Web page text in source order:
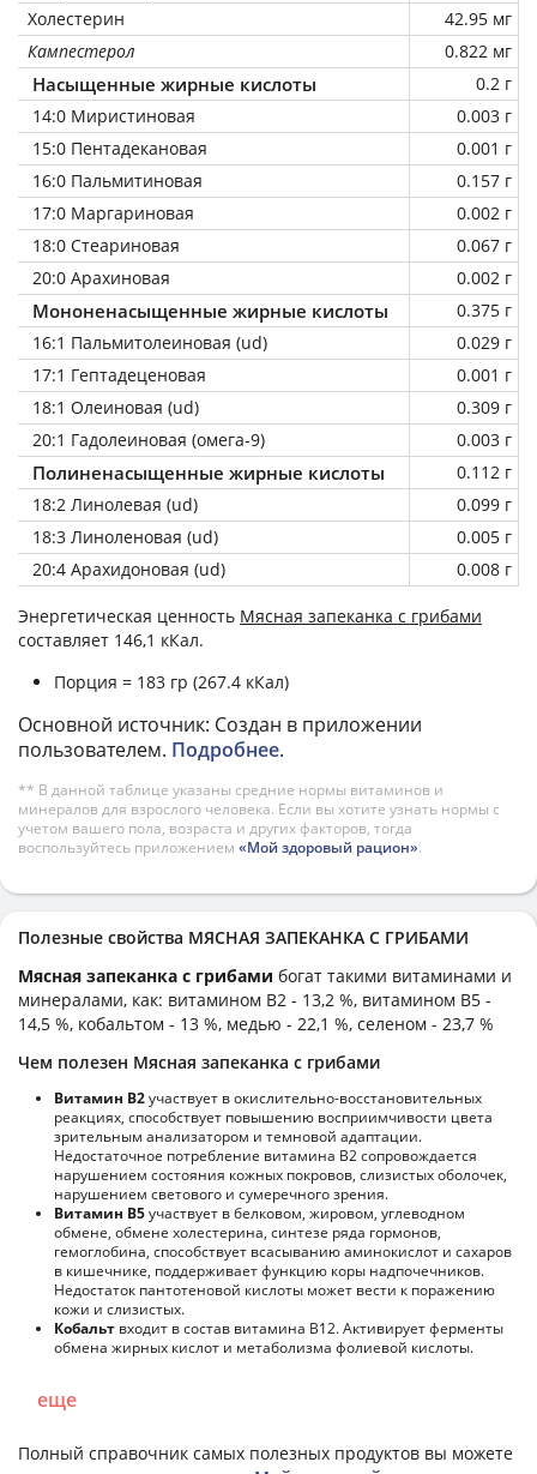
Холестерин
42.95 мг
Кампестерол
0.822 мг
Насыщенные жирные кислоты
0.2 г
14:0 Миристиновая
0.003 г
15:0 Пентадекановая
0.001 г
16:0 Пальмитиновая
0.157 г
17:0 Маргариновая
0.002 г
18:0 Стеариновая
0.067 г
20:0 Арахиновая
0.002 г
Мононенасыщенные жирные кислоты
0.375 г
16:1 Пальмитолеиновая (ud)
0.029 г
17:1 Гептадеценовая
0.001 г
18:1 Олеиновая (ud)
0.309 г
20:1 Гадолеиновая (омега-9)
0.003 г
Полиненасыщенные жирные кислоты
0.112 г
18:2 Линолевая (ud)
0.099 г
18:3 Линоленовая (ud)
0.005 г
20:4 Арахидоновая (ud)
0.008 г
Энергетическая ценность Мясная запеканка с грибами
составляет 146,1 кКал.
Порция = 183 гр (267.4 кКал)
Основной источник: Создан в приложении
пользователем. Подробнее.
** В данной таблице указаны средние нормы витаминов и
минералов для взрослого человека. Если вы хотите узнать нормы с
учетом вашего пола, возраста и других факторов, тогда
воспользуйтесь приложением «Мой здоровый рацион».
Полезные свойства МЯСНАЯ ЗАПЕКАНКА С ГРИБАМИ
Мясная запеканка с грибами богат такими витаминами и
минералами, как: витамином B2 - 13,2 %, витамином B5 -
14,5 %, кобальтом - 13 %, медью - 22,1 %, селеном - 23,7 %
Чем полезен Мясная запеканка с грибами
Витамин В2участвует в окислительно-восстановительных
реакциях, способствует повышению восприимчивости цвета
зрительным анализатором и темновой адаптации.
Недостаточное потребление витамина В2 сопровождается
нарушением состояния кожных покровов, слизистых оболочек,
нарушением светового и сумеречного зрения.
Витамин В5участвует в белковом, жировом, углеводном
обмене, обмене холестерина, синтезе ряда гормонов,
гемоглобина, способствует всасыванию аминокислот и сахаров
в кишечнике, поддерживает функцию коры надпочечников.
Недостаток пантотеновой кислоты может вести к поражению
кожи и слизистых.
Кобальт входит в состав витамина В12. Активирует ферменты
обмена жирных кислот и метаболизма фолиевой кислоты.
еще
Полный справочник самых полезных продуктов вы можете